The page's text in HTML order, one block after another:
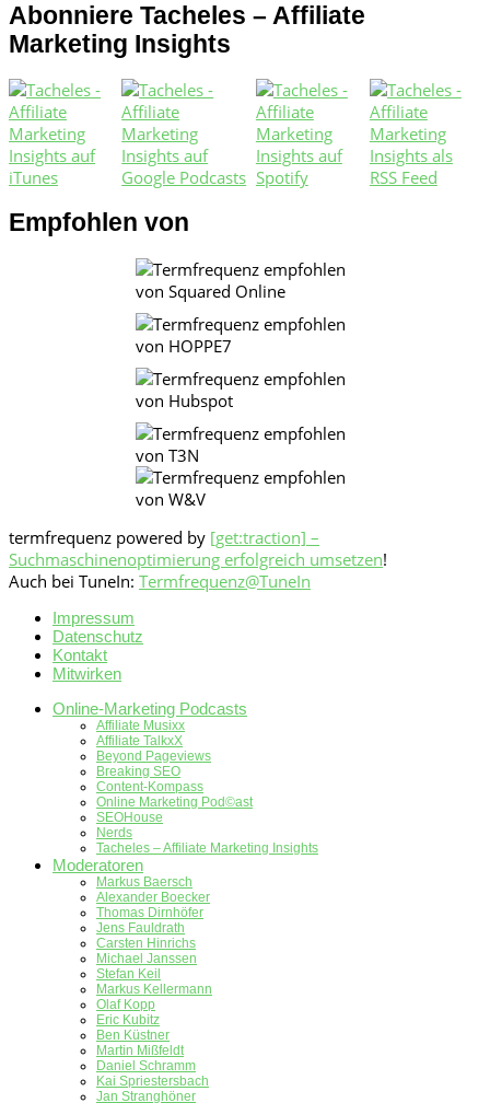
Abonniere Tacheles – Affiliate
Marketing Insights
Empfohlen von
termfrequenz powered by [get:traction] –
Suchmaschinenoptimierung erfolgreich umsetzen!
Auch bei TuneIn: Termfrequenz@TuneIn
Impressum
Datenschutz
Kontakt
Mitwirken
Online-Marketing Podcasts
Affiliate Musixx
Affiliate TalkxX
Beyond Pageviews
Breaking SEO
Content-Kompass
Online Marketing Pod©ast
SEOHouse
Nerds
Tacheles – Affiliate Marketing Insights
Moderatoren
Markus Baersch
Alexander Boecker
Thomas Dirnhöfer
Jens Fauldrath
Carsten Hinrichs
Michael Janssen
Stefan Keil
Markus Kellermann
Olaf Kopp
Eric Kubitz
Ben Küstner
Martin Mißfeldt
Daniel Schramm
Kai Spriestersbach
Jan Stranghöner